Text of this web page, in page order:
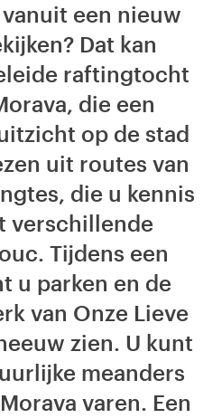
een nieuw
Dat kan
raftingtocht
die een
op de stad
uit routes van
die u kennis
verschillende
Tijdens een
u parken en de
van Onze Lieve
zien. U kunt
meanders
varen. Een